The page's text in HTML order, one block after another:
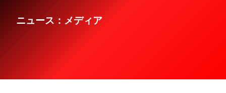
グッズ
ニュース：メディア